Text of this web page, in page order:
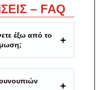
– FAQ
έξω από το